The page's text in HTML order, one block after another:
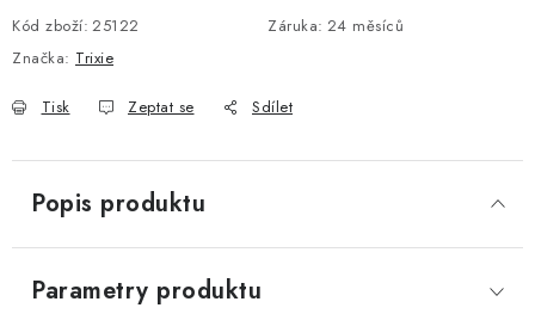
Kód zboží: 25122 Záruka: 24 měsíců
Značka: Trixie
Tisk Zeptat se Sdílet
Popis produktu
Parametry produktu